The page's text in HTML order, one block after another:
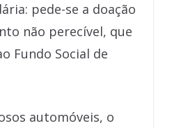
pede-se a doação
não perecível, que
Fundo Social de
automóveis, o